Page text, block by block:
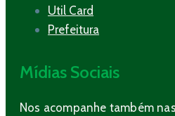
Util Card
Prefeitura
Mídias Sociais
Nos acompanhe também